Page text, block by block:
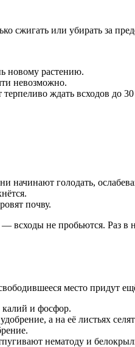
сжигать или убирать за
новому растению.
невозможно.
ждать всходов до 30
начинают голодать,
почву.
не пробьются. Раз в
место придут
калий и фосфор.
а на её листьях
нематоду и